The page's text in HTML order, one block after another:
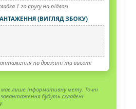
1-го ярусу на підлозі
(ВИГЛЯД ЗБОКУ)
по довжині та висоті
має лише інформативну мету. Точні
будуть складені